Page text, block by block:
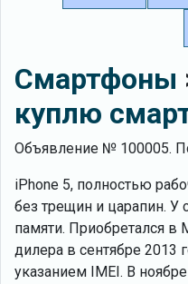
Смартфоны
куплю
Объявление № 100005.
iPhone 5, полностью
без трещин и царапин. У
памяти. Приобретался в
дилера в сентябре 2013
указанием IMEI. В